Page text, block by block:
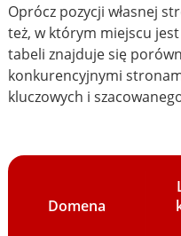
Oprócz pozycji własnej
też, w którym miejscu
tabeli znajduje się
konkurencyjnymi
kluczowych i
Domena